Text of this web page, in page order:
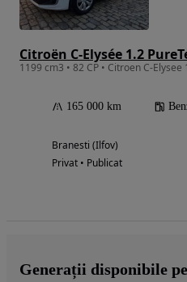
Citroën C-Elysée 1.2
165 000 km
Branesti (Ilfov)
Privat • Publicat
Generații disponibile